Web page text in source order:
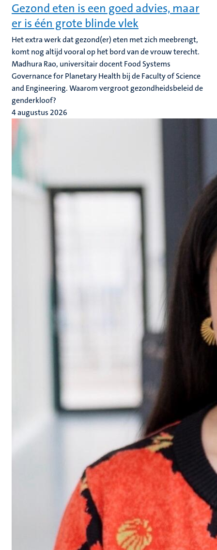
Gezond eten is een goed advies, maar
er is één grote blinde vlek
Het extra werk dat gezond(er) eten met zich meebrengt,
komt nog altijd vooral op het bord van de vrouw terecht.
Madhura Rao, universitair docent Food Systems
Governance for Planetary Health bij de Faculty of Science
and Engineering. Waarom vergroot gezondheidsbeleid de
genderkloof?
4 augustus 2026